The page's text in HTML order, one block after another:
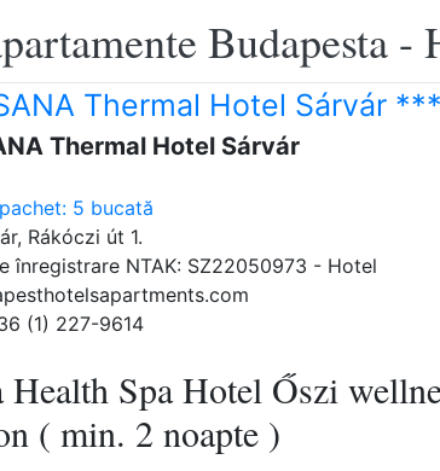
Budapesta -
Thermal Hotel Sárvár
Thermal Hotel Sárvár
5 bucată
Rákóczi út 1.
înregistrare NTAK: SZ22050973 - Hotel
(1) 227-9614
Spa Hotel Őszi
( min. 2 noapte )